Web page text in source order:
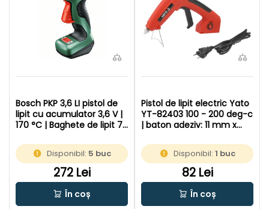
Bosch PKP 3,6 LI pistol de
lipit cu acumulator 3,6 V |
170 °C | Baghete de lipit 7
carton original
Disponibil: 5 buc
272 Lei
În coș
Pistol de lipit electric Yato
YT-82403 100 - 200 deg-c
| baton adeziv: 11 mm x
carton original
Disponibil: 1 buc
82 Lei
În coș